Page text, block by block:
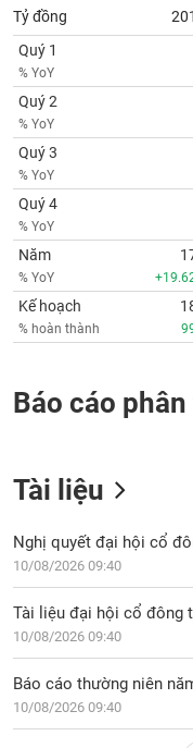
Tỷ đồng
Quý 1
% YoY
Quý 2
% YoY
Quý 3
% YoY
Quý 4
% YoY
Năm
% YoY
Kế hoạch
% hoàn thành
Báo cáo
Tài liệu
Nghị quyết đại hội cổ
10/08/2026 09:40
Tài liệu đại hội cổ đông
10/08/2026 09:40
Báo cáo thường niên
10/08/2026 09:40